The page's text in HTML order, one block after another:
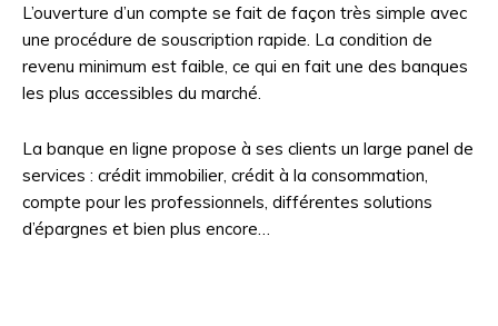
L’ouverture d’un compte se fait de façon très simple avec
une procédure de souscription rapide. La condition de
revenu minimum est faible, ce qui en fait une des banques
les plus accessibles du marché.
La banque en ligne propose à ses clients un large panel de
services : crédit immobilier, crédit à la consommation,
compte pour les professionnels, différentes solutions
d’épargnes et bien plus encore…